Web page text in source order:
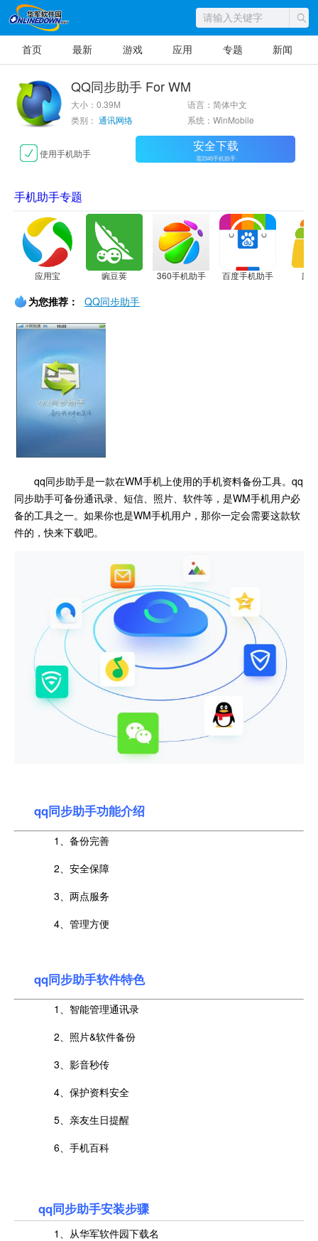
首页 最新 游戏 应用 专题 新闻
QQ同步助手 For WM
大小：0.39M
语言：简体中文
类别： 通讯网络 系统：WinMobile
使用手机助手 安全下载
需2345手机助手
手机助手专题
应用宝 豌豆荚 360手机助手 百度手机助手 应
为您推荐： QQ同步助手
qq同步助手是一款在WM手机上使用的手机资料备份工具。qq
同步助手可备份通讯录、短信、照片、软件等，是WM手机用户必
备的工具之一。如果你也是WM手机用户，那你一定会需要这款软
件的，快来下载吧。
qq同步助手功能介绍
1、备份完善
2、安全保障
3、两点服务
4、管理方便
qq同步助手软件特色
1、智能管理通讯录
2、照片&软件备份
3、影音秒传
4、保护资料安全
5、亲友生日提醒
6、手机百科
qq同步助手安装步骤
1、从华军软件园下载名